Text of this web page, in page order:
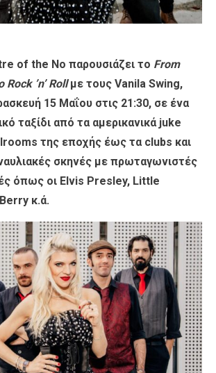
of the No παρουσιάζει το From
Rock ’n’ Rollμε τους Vanila Swing,
15 Μαΐου στις 21:30, σε ένα
ταξίδι από τα αμερικανικά juke
της εποχής έως τα clubs και
σκηνές με πρωταγωνιστές
όπως οι Elvis Presley, Little
κ.ά.